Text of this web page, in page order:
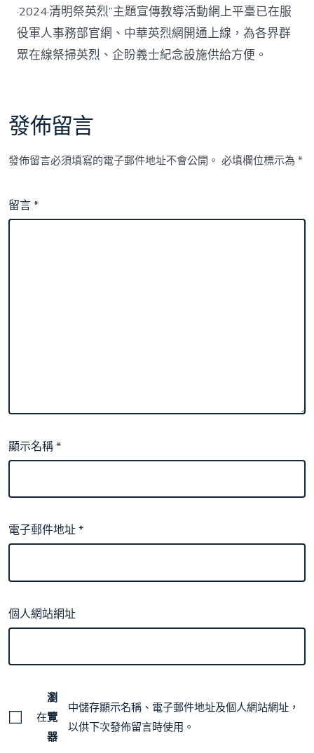
·2024·清明祭英烈”主題宣傳教導活動網上平臺已在服
役軍人事務部官網、中華英烈網開通上線，為各界群
眾在線祭掃英烈、企盼義士紀念設施供給方便。
發佈留言
發佈留言必須填寫的電子郵件地址不會公開。 必填欄位標示為*
留言*
顯示名稱*
電子郵件地址*
個人網站網址
在
瀏
覽
器
中儲存顯示名稱、電子郵件地址及個人網站網址，
以供下次發佈留言時使用。